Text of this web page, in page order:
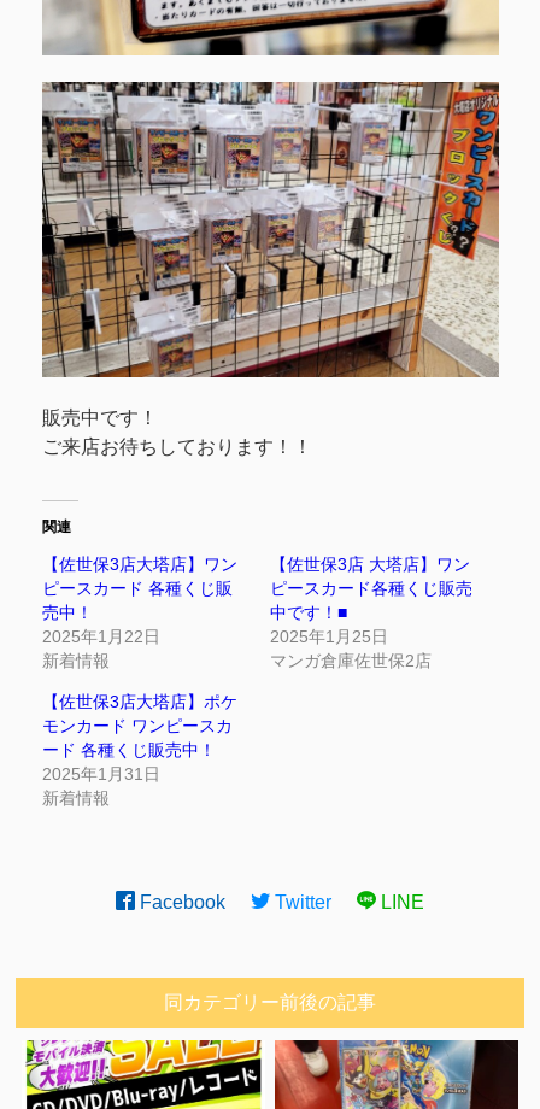
販売中です！
ご来店お待ちしております！！
関連
【佐世保3店大塔店】ワン
ピースカード 各種くじ販
売中！
2025年1月22日
新着情報
【佐世保3店 大塔店】ワン
ピースカード各種くじ販売
中です！■
2025年1月25日
マンガ倉庫佐世保2店
【佐世保3店大塔店】ポケ
モンカード ワンピースカ
ード 各種くじ販売中！
2025年1月31日
新着情報
Facebook Twitter LINE
同カテゴリー前後の記事